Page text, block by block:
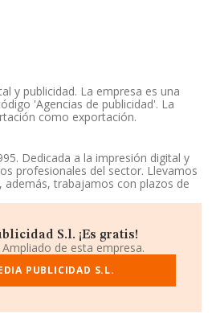
y publicidad. La empresa es una
'Agencias de publicidad'. La
como exportación.
en INFORMA, ese
facilita el número de teléfono
. Puedes consultar su
NIF B41930033, está situada en
Andalucía.
pertenecientes al sector, a
euros y se estima que el promedio
INFORMA constan 1236
Dedicada a la impresión digital y
profesionales del sector. Llevamos
trabajamos con plazos de
S.l. ¡Es gratis!
de esta empresa.
PUBLICIDAD S.L.